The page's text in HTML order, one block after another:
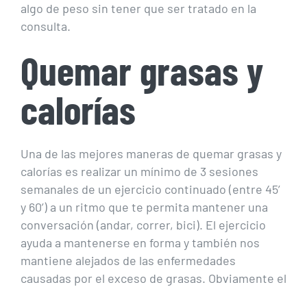
algo de peso sin tener que ser tratado en la
consulta.
Quemar grasas y
calorías
Una de las mejores maneras de quemar grasas y
calorías es realizar un mínimo de 3 sesiones
semanales de un ejercicio continuado (entre 45’
y 60’) a un ritmo que te permita mantener una
conversación (andar, correr, bici). El ejercicio
ayuda a mantenerse en forma y también nos
mantiene alejados de las enfermedades
causadas por el exceso de grasas. Obviamente el